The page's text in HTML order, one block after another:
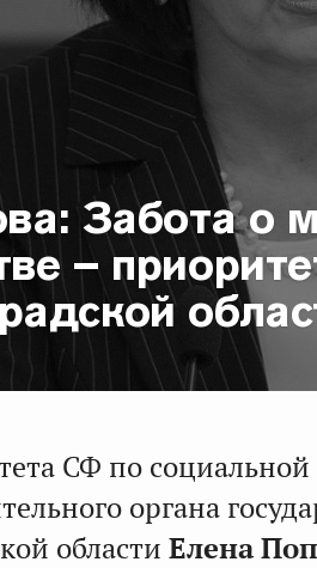
Забота о
–
СФ по социальной
органа
области Елена